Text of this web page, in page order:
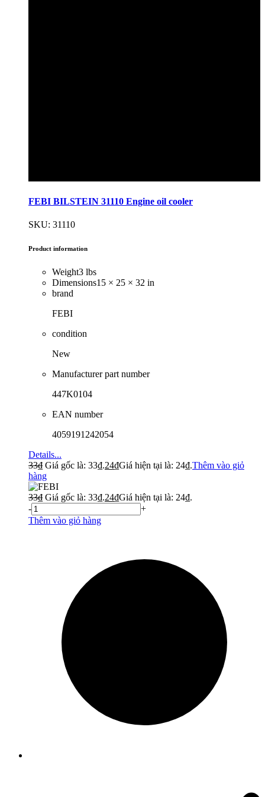
FEBI BILSTEIN 31110 Engine oil cooler
SKU: 31110
Product information
Weight3 lbs
Dimensions15 × 25 × 32 in
brand
FEBI
condition
New
Manufacturer part number
447K0104
EAN number
4059191242054
Details...
33₫ Giá gốc là: 33₫.24₫Giá hiện tại là: 24₫.Thêm vào giỏ
hàng
33₫ Giá gốc là: 33₫.24₫Giá hiện tại là: 24₫.
-
+
Thêm vào giỏ hàng